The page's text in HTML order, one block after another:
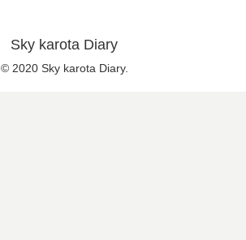
Sky karota Diary
© 2020 Sky karota Diary.